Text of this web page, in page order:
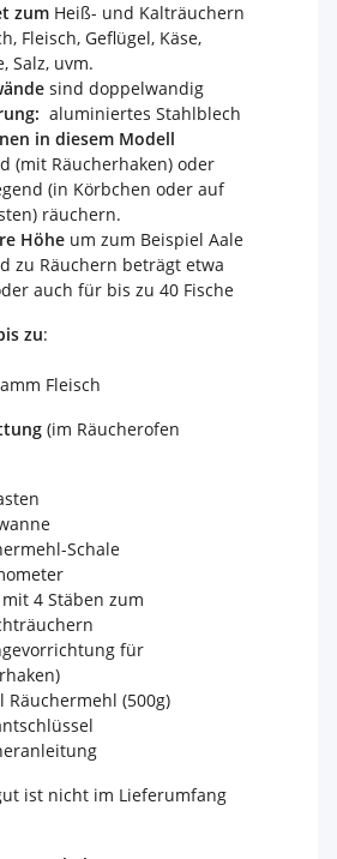
zum Heiß- und Kalträuchern
Fleisch, Geflügel, Käse,
Salz, uvm.
sind doppelwandig
aluminiertes Stahlblech
in diesem Modell
(mit Räucherhaken) oder
(in Körbchen oder auf
räuchern.
Höhe um zum Beispiel Aale
zu Räuchern beträgt etwa
auch für bis zu 40 Fische
zu:
Fleisch
(im Räucherofen
Schale
4 Stäben zum
für
Räuchermehl (500g)
ist nicht im Lieferumfang